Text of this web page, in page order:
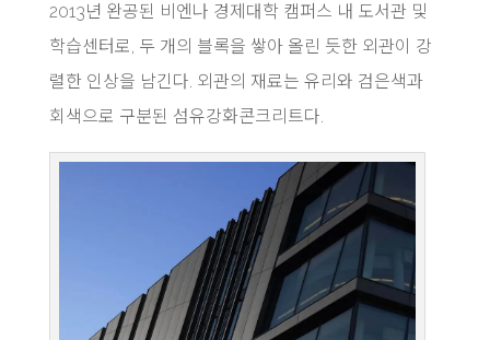
2013년 완공된 비엔나 경제대학 캠퍼스 내 도서관 및
학습센터로, 두 개의 블록을 쌓아 올린 듯한 외관이 강
렬한 인상을 남긴다. 외관의 재료는 유리와 검은색과
회색으로 구분된 섬유강화콘크리트다.